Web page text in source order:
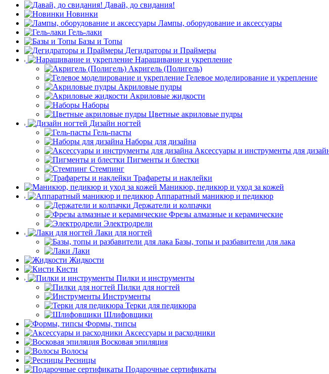
Давай, до свидания!
Новинки
Лампы, оборудование и аксессуары
Гель-лаки
Базы и Топы
Дегидраторы и Праймеры
Наращивание и укрепление
Акригель (Полигель)
Гелевое моделирование и укрепление
Акриловые пудры
Акриловые жидкости
Наборы
Цветные акриловые пудры
Дизайн ногтей
Гель-пасты
Наборы для дизайна
Аксессуары и инструменты для
Пигменты и блестки
Стемпинг
Трафареты и наклейки
Маникюр, педикюр и уход за кожей
Аппаратный маникюр и педикюр
Держатели и колпачки
Фрезы алмазные и керамические
Электродрели
Лаки для ногтей
Базы, топы и разбавители для лака
Лаки
Жидкости
Кисти
Пилки и инструменты
Пилки для ногтей
Инструменты
Терки для педикюра
Шлифовщики
Формы, типсы
Аксессуары и расходники
Восковая эпиляция
Волосы
Ресницы
Подарочные сертификаты